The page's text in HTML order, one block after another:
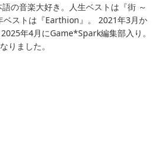
の音楽大好き。人生ベストは『街 ～
ベストは『Earthion』。 2021年3月か
年4月にGame*Spark編集部入り。
りました。